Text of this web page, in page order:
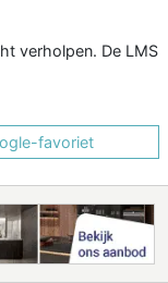
verholpen. De LMS
favoriet